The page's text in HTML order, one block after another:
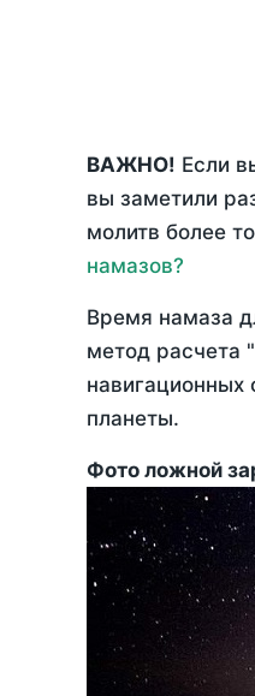
ВАЖНО! Если
вы заметили
молитв более
намазов?
Время намаза
метод расчета
навигационных
планеты.
Фото ложной